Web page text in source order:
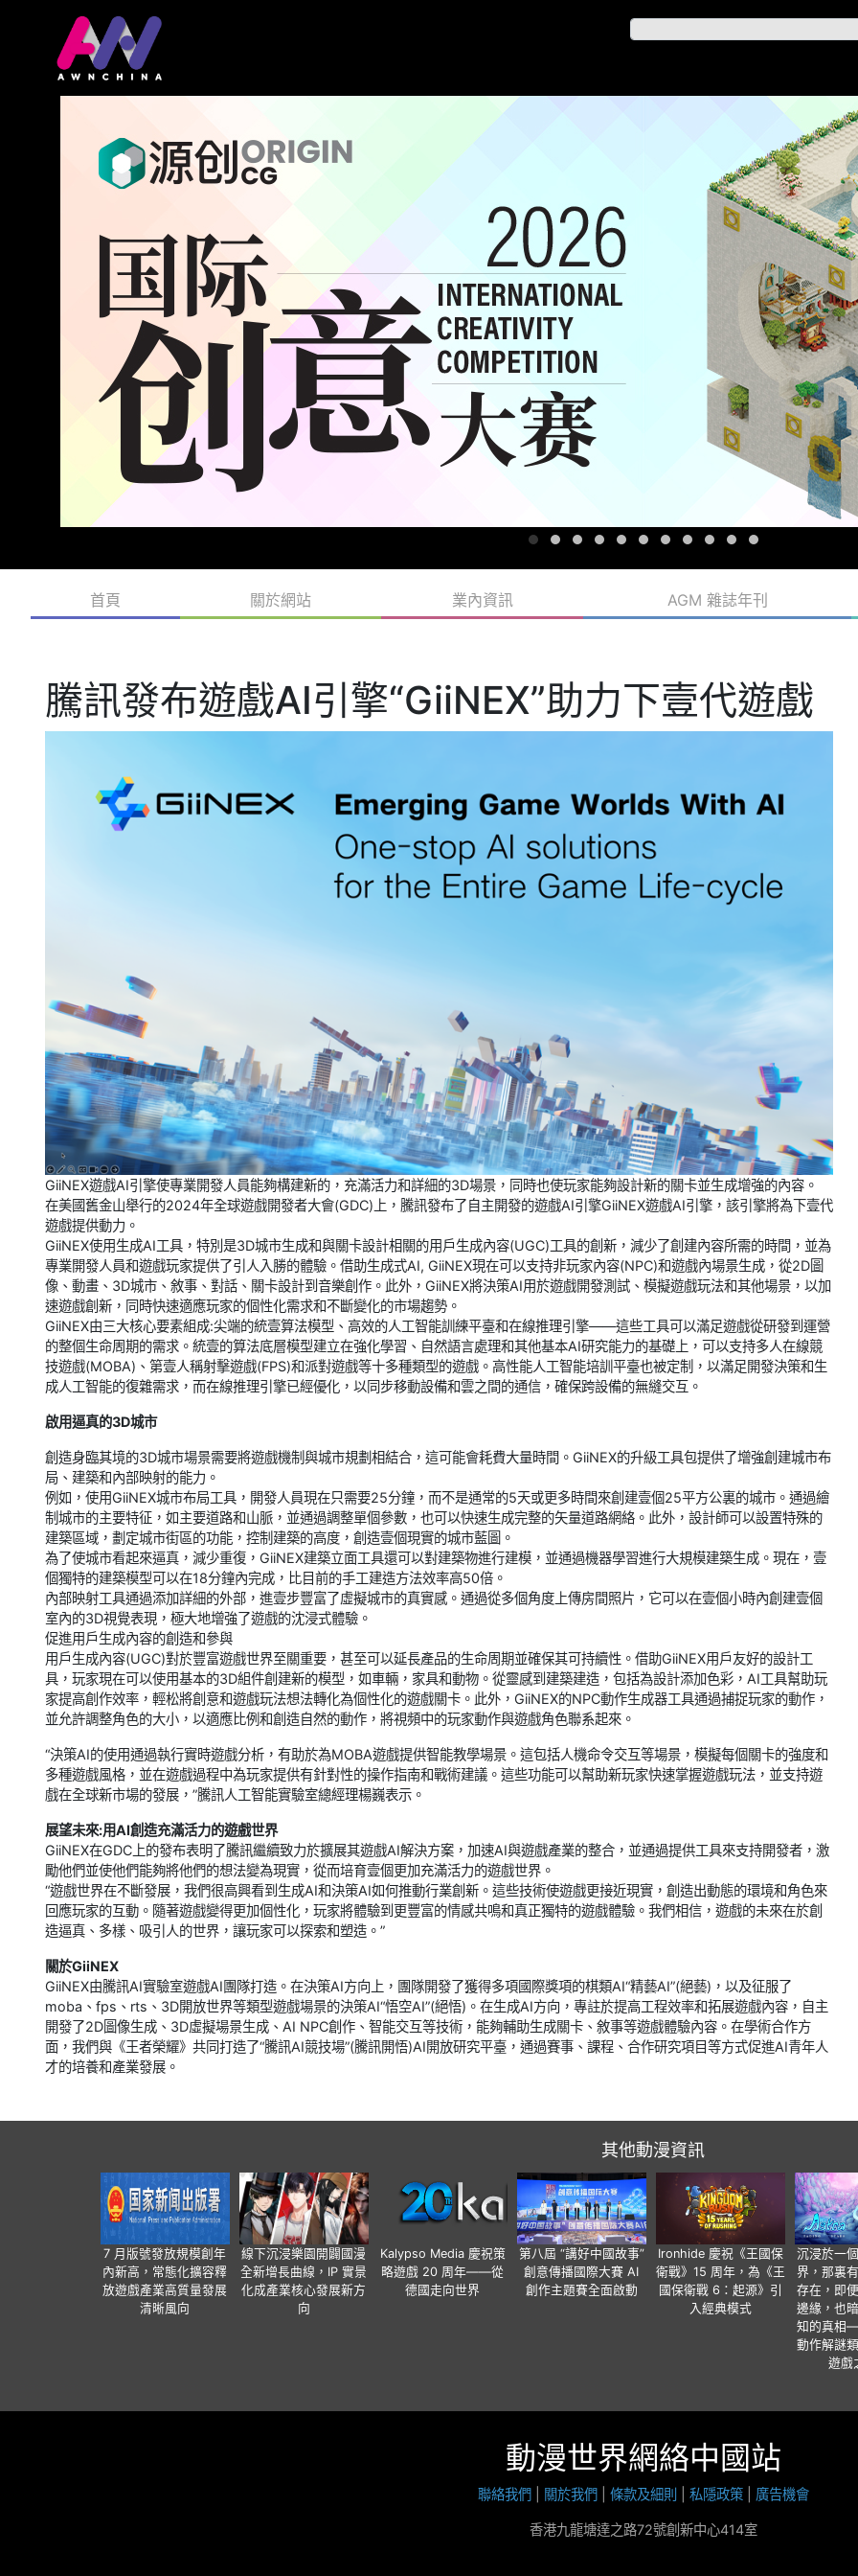
首頁 關於網站 業內資訊 AGM 雜誌年刊
騰訊發布遊戲AI引擎“GiiNEX”助力下壹代遊戲
GiiNEX遊戲AI引擎使專業開發人員能夠構建新的，充滿活力和詳細的3D場景，同時也使玩家能夠設計新的關卡並生成增強的內容。
在美國舊金山舉行的2024年全球遊戲開發者大會(GDC)上，騰訊發布了自主開發的遊戲AI引擎GiiNEX遊戲AI引擎，該引擎將為下壹代
遊戲提供動力。
GiiNEX使用生成AI工具，特別是3D城市生成和與關卡設計相關的用戶生成內容(UGC)工具的創新，減少了創建內容所需的時間，並為
專業開發人員和遊戲玩家提供了引人入勝的體驗。借助生成式AI, GiiNEX現在可以支持非玩家內容(NPC)和遊戲內場景生成，從2D圖
像、動畫、3D城市、敘事、對話、關卡設計到音樂創作。此外，GiiNEX將決策AI用於遊戲開發測試、模擬遊戲玩法和其他場景，以加
速遊戲創新，同時快速適應玩家的個性化需求和不斷變化的市場趨勢。
GiiNEX由三大核心要素組成:尖端的統壹算法模型、高效的人工智能訓練平臺和在線推理引擎——這些工具可以滿足遊戲從研發到運營
的整個生命周期的需求。統壹的算法底層模型建立在強化學習、自然語言處理和其他基本AI研究能力的基礎上，可以支持多人在線競
技遊戲(MOBA)、第壹人稱射擊遊戲(FPS)和派對遊戲等十多種類型的遊戲。高性能人工智能培訓平臺也被定制，以滿足開發決策和生
成人工智能的復雜需求，而在線推理引擎已經優化，以同步移動設備和雲之間的通信，確保跨設備的無縫交互。
啟用逼真的3D城市
創造身臨其境的3D城市場景需要將遊戲機制與城市規劃相結合，這可能會耗費大量時間。GiiNEX的升級工具包提供了增強創建城市布
局、建築和內部映射的能力。
例如，使用GiiNEX城市布局工具，開發人員現在只需要25分鐘，而不是通常的5天或更多時間來創建壹個25平方公裏的城市。通過繪
制城市的主要特征，如主要道路和山脈，並通過調整單個參數，也可以快速生成完整的矢量道路網絡。此外，設計師可以設置特殊的
建築區域，劃定城市街區的功能，控制建築的高度，創造壹個現實的城市藍圖。
為了使城市看起來逼真，減少重復，GiiNEX建築立面工具還可以對建築物進行建模，並通過機器學習進行大規模建築生成。現在，壹
個獨特的建築模型可以在18分鐘內完成，比目前的手工建造方法效率高50倍。
內部映射工具通過添加詳細的外部，進壹步豐富了虛擬城市的真實感。通過從多個角度上傳房間照片，它可以在壹個小時內創建壹個
室內的3D視覺表現，極大地增強了遊戲的沈浸式體驗。
促進用戶生成內容的創造和參與
用戶生成內容(UGC)對於豐富遊戲世界至關重要，甚至可以延長產品的生命周期並確保其可持續性。借助GiiNEX用戶友好的設計工
具，玩家現在可以使用基本的3D組件創建新的模型，如車輛，家具和動物。從靈感到建築建造，包括為設計添加色彩，AI工具幫助玩
家提高創作效率，輕松將創意和遊戲玩法想法轉化為個性化的遊戲關卡。此外，GiiNEX的NPC動作生成器工具通過捕捉玩家的動作，
並允許調整角色的大小，以適應比例和創造自然的動作，將視頻中的玩家動作與遊戲角色聯系起來。
“決策AI的使用通過執行實時遊戲分析，有助於為MOBA遊戲提供智能教學場景。這包括人機命令交互等場景，模擬每個關卡的強度和
多種遊戲風格，並在遊戲過程中為玩家提供有針對性的操作指南和戰術建議。這些功能可以幫助新玩家快速掌握遊戲玩法，並支持遊
戲在全球新市場的發展，”騰訊人工智能實驗室總經理楊巍表示。
展望未來:用AI創造充滿活力的遊戲世界
GiiNEX在GDC上的發布表明了騰訊繼續致力於擴展其遊戲AI解決方案，加速AI與遊戲產業的整合，並通過提供工具來支持開發者，激
勵他們並使他們能夠將他們的想法變為現實，從而培育壹個更加充滿活力的遊戲世界。
“遊戲世界在不斷發展，我們很高興看到生成AI和決策AI如何推動行業創新。這些技術使遊戲更接近現實，創造出動態的環境和角色來
回應玩家的互動。隨著遊戲變得更加個性化，玩家將體驗到更豐富的情感共鳴和真正獨特的遊戲體驗。我們相信，遊戲的未來在於創
造逼真、多樣、吸引人的世界，讓玩家可以探索和塑造。”
關於GiiNEX
GiiNEX由騰訊AI實驗室遊戲AI團隊打造。在決策AI方向上，團隊開發了獲得多項國際獎項的棋類AI“精藝AI”(絕藝)，以及征服了
moba、fps、rts、3D開放世界等類型遊戲場景的決策AI“悟空AI”(絕悟)。在生成AI方向，專註於提高工程效率和拓展遊戲內容，自主
開發了2D圖像生成、3D虛擬場景生成、AI NPC創作、智能交互等技術，能夠輔助生成關卡、敘事等遊戲體驗內容。在學術合作方
面，我們與《王者榮耀》共同打造了“騰訊AI競技場”(騰訊開悟)AI開放研究平臺，通過賽事、課程、合作研究項目等方式促進AI青年人
才的培養和產業發展。
其他動漫資訊
7 月版號發放規模創年
內新高，常態化擴容釋
放遊戲產業高質量發展
清晰風向
線下沉浸樂園開闢國漫
全新增長曲線，IP 實景
化成產業核心發展新方
向
Kalypso Media 慶祝策
略遊戲 20 周年——從
德國走向世界
第八屆 “講好中國故事”
創意傳播國際大賽 AI
創作主題賽全面啟動
Ironhide 慶祝《王國保
衛戰》15 周年，為《王
國保衛戰 6：起源》引
入經典模式
沉浸於一
界，那裏
存在，即
邊緣，也
知的真相
動作解謎
遊戲
動漫世界網絡中國站
聯絡我們 關於我們 條款及細則 私隱政策 廣告機會
香港九龍塘達之路72號創新中心414室